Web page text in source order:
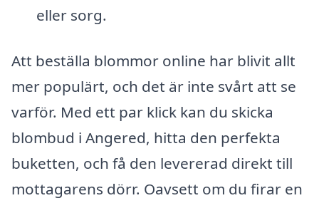
eller sorg.
Att beställa blommor online har blivit allt
mer populärt, och det är inte svårt att se
varför. Med ett par klick kan du skicka
blombud i Angered, hitta den perfekta
buketten, och få den levererad direkt till
mottagarens dörr. Oavsett om du firar en